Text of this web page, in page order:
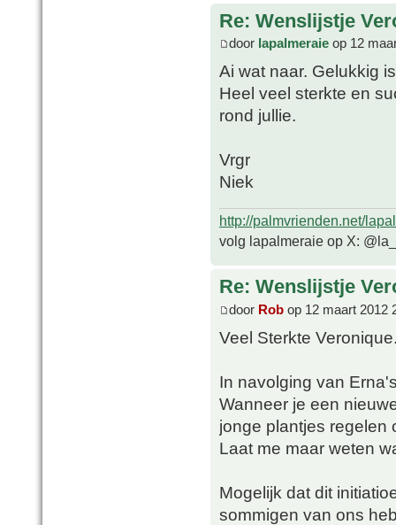
Re: Wenslijstje
door lapalmeraie op 12
Ai wat naar. Gelukkig
Heel veel sterkte en
rond jullie.
Vrgr
Niek
http://palmvrienden.net/
volg lapalmeraie op X:
Re: Wenslijstje
door Rob op 12 maart 2012
Veel Sterkte
In navolging van
Wanneer je een
jonge plantjes regelen
Laat me maar weten
Mogelijk dat dit
sommigen van ons